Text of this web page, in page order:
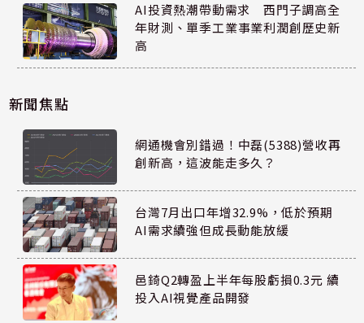
AI投資熱潮帶動需求 西門子調高全
年財測、單季工業事業利潤創歷史新
高
新聞焦點
網通機會別錯過！中磊(5388)營收再
創新高，這波能走多久？
台灣7月出口年增32.9%，低於預期
AI需求續強但成長動能放緩
邑錡Q2轉盈上半年每股虧損0.3元 續
投入AI視覺產品開發